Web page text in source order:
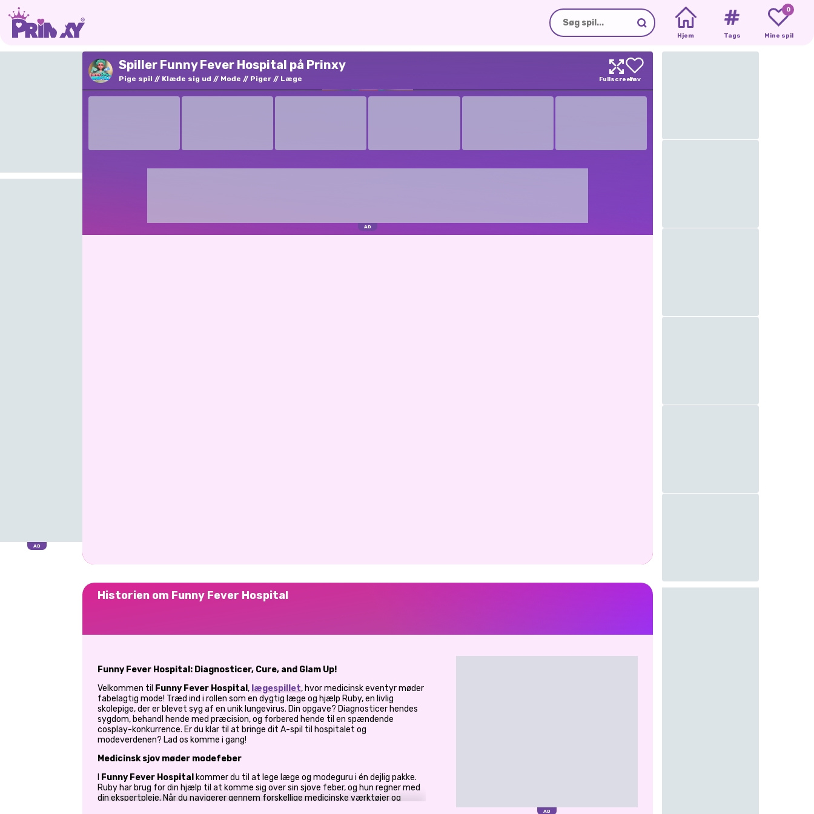
Hjem Tags
0
Mine spil
Spiller Funny Fever Hospital på Prinxy
Pige spil Klæde sig ud Mode Piger Læge
Historien om Funny Fever Hospital
Funny Fever Hospital: Diagnosticer, Cure, and Glam Up!
Velkommen til Funny Fever Hospital , lægespillet, hvor medicinsk eventyr møder
fabelagtig mode! Træd ind i rollen som en dygtig læge og hjælp Ruby, en livlig
skolepige, der er blevet syg af en unik lungevirus. Din opgave? Diagnosticer hendes
sygdom, behandl hende med præcision, og forbered hende til en spændende
cosplay-konkurrence. Er du klar til at bringe dit A-spil til hospitalet og
modeverdenen? Lad os komme i gang!
Medicinsk sjov møder modefeber
Funny Fever Hospital kommer du til at lege læge og modeguru i én dejlig pakke.
Ruby har brug for din hjælp til at komme sig over sin sjove feber, og hun regner med
din ekspertpleje. Når du navigerer gennem forskellige medicinske værktøjer og